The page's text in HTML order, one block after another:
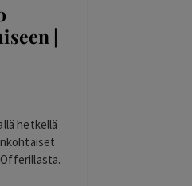
|
hetkellä